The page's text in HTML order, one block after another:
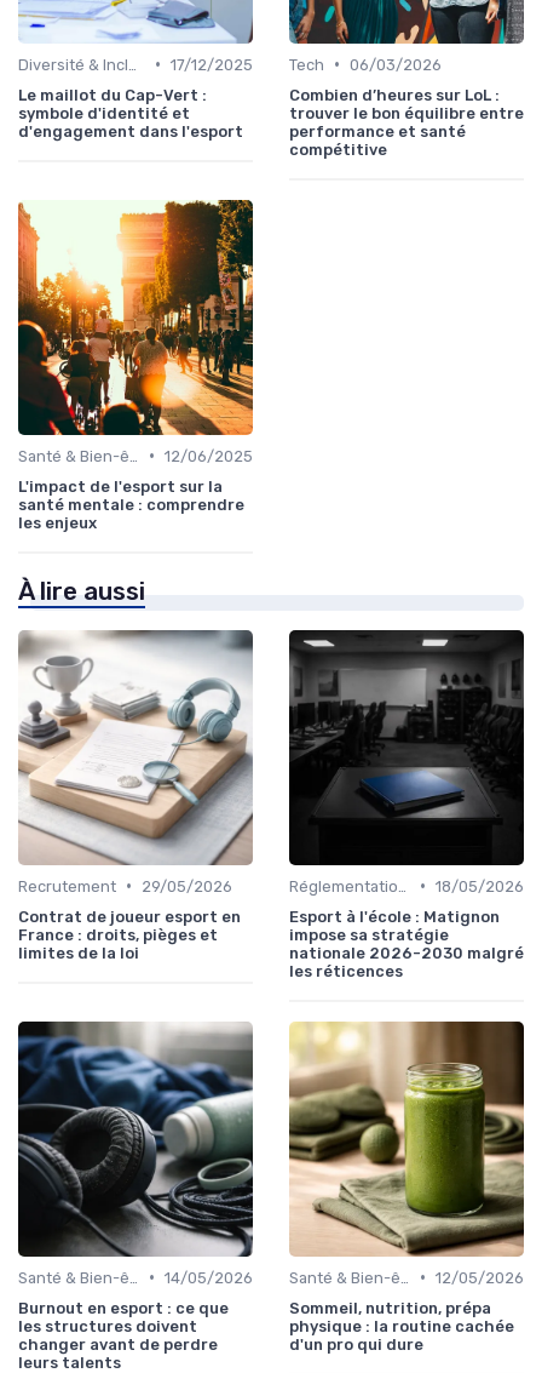
• 17/12/2025
Le maillot du Cap-Vert :
symbole d'identité et
d'engagement dans l'esport
Tech • 06/03/2026
Combien d’heures sur LoL :
trouver le bon équilibre entre
performance et santé
compétitive
• 12/06/2025
L'impact de l'esport sur la
santé mentale : comprendre
les enjeux
À lire aussi
Recrutement •
29/05/2026
Contrat de joueur esport en
France : droits, pièges et
limites de la loi
• 18/05/2026
Esport à l'école : Matignon
impose sa stratégie
nationale 2026-2030 malgré
les réticences
• 14/05/2026
Burnout en esport : ce que
les structures doivent
changer avant de perdre
leurs talents
• 12/05/2026
Sommeil, nutrition, prépa
physique : la routine cachée
d'un pro qui dure